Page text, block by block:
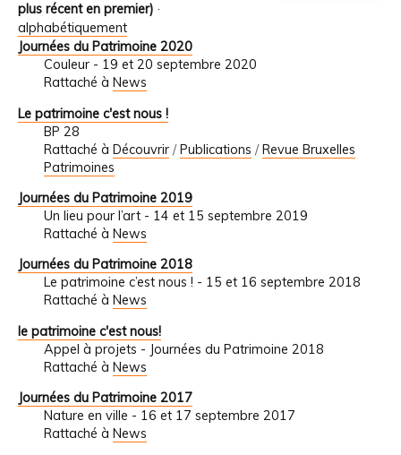
plus récent en premier) ·
alphabétiquement
Journées du Patrimoine 2020
Couleur - 19 et 20 septembre 2020
Rattaché à News
Le patrimoine c'est nous !
BP 28
Rattaché à Découvrir /Publications /Revue Bruxelles
Patrimoines
Journées du Patrimoine 2019
Un lieu pour l’art - 14 et 15 septembre 2019
Rattaché à News
Journées du Patrimoine 2018
Le patrimoine c’est nous ! - 15 et 16 septembre 2018
Rattaché à News
le patrimoine c'est nous!
Appel à projets - Journées du Patrimoine 2018
Rattaché à News
Journées du Patrimoine 2017
Nature en ville - 16 et 17 septembre 2017
Rattaché à News